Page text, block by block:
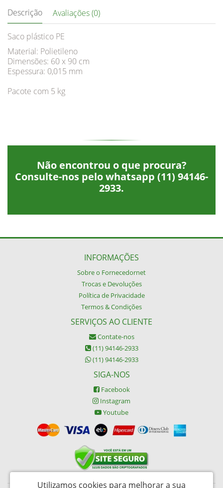
Descrição Avaliações (0)
Saco plástico PE
Material: Polietileno
Dimensões: 60 x 90 cm
​​​​​​​Espessura: 0,015 mm
Pacote com 5 kg
Não encontrou o que procura?
Consulte-nos pelo whatsapp (11) 94146-
2933.
INFORMAÇÕES
Sobre o Fornecedornet
Trocas e Devoluções
Política de Privacidade
Termos & Condições
SERVIÇOS AO CLIENTE
Contate-nos
(11) 94146-2933
(11) 94146-2933
SIGA-NOS
Facebook
Instagram
Youtube
Utilizamos cookies para melhorar a sua